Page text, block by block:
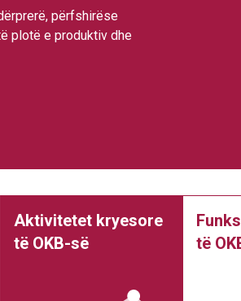
përfshirëse
plotë e produktiv dhe
Aktivitetet kryesore
të OKB-së
të